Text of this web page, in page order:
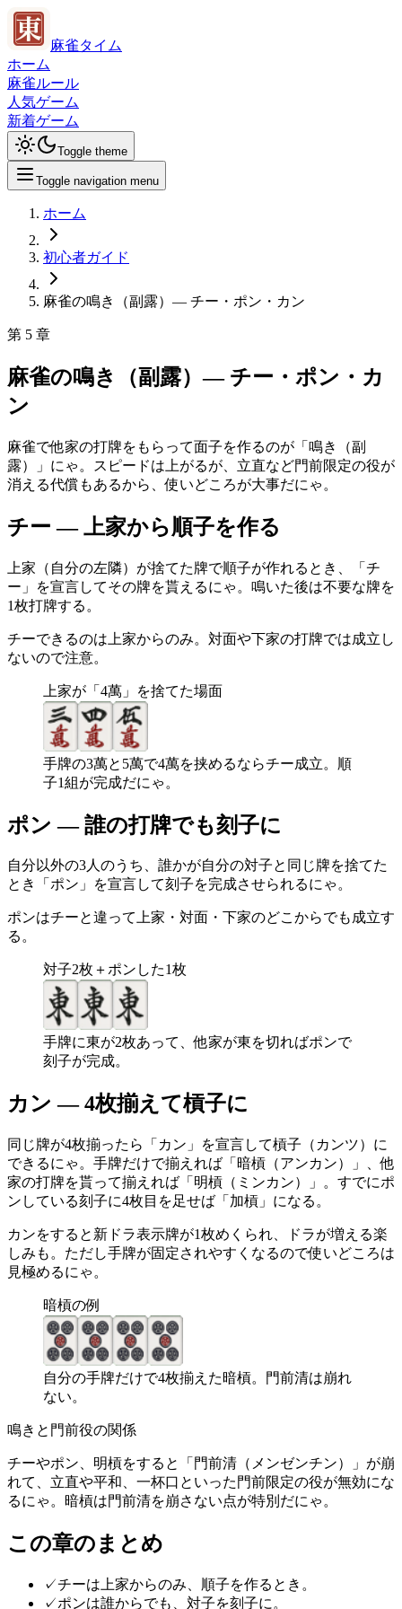
麻雀タイム
ホーム
麻雀ルール
人気ゲーム
新着ゲーム
Toggle theme
Toggle navigation menu
ホーム
初心者ガイド
麻雀の鳴き（副露）— チー・ポン・カン
第 5 章
麻雀の鳴き（副露）— チー・ポン・カ
ン
麻雀で他家の打牌をもらって面子を作るのが「鳴き（副
露）」にゃ。スピードは上がるが、立直など門前限定の役が
消える代償もあるから、使いどころが大事だにゃ。
チー — 上家から順子を作る
上家（自分の左隣）が捨てた牌で順子が作れるとき、「チ
ー」を宣言してその牌を貰えるにゃ。鳴いた後は不要な牌を
1枚打牌する。
チーできるのは上家からのみ。対面や下家の打牌では成立し
ないので注意。
上家が「4萬」を捨てた場面
手牌の3萬と5萬で4萬を挟めるならチー成立。順
子1組が完成だにゃ。
ポン — 誰の打牌でも刻子に
自分以外の3人のうち、誰かが自分の対子と同じ牌を捨てた
とき「ポン」を宣言して刻子を完成させられるにゃ。
ポンはチーと違って上家・対面・下家のどこからでも成立す
る。
対子2枚＋ポンした1枚
手牌に東が2枚あって、他家が東を切ればポンで
刻子が完成。
カン — 4枚揃えて槓子に
同じ牌が4枚揃ったら「カン」を宣言して槓子（カンツ）に
できるにゃ。手牌だけで揃えれば「暗槓（アンカン）」、他
家の打牌を貰って揃えれば「明槓（ミンカン）」。すでにポ
ンしている刻子に4枚目を足せば「加槓」になる。
カンをすると新ドラ表示牌が1枚めくられ、ドラが増える楽
しみも。ただし手牌が固定されやすくなるので使いどころは
見極めるにゃ。
暗槓の例
自分の手牌だけで4枚揃えた暗槓。門前清は崩れ
ない。
鳴きと門前役の関係
チーやポン、明槓をすると「門前清（メンゼンチン）」が崩
れて、立直や平和、一杯口といった門前限定の役が無効にな
るにゃ。暗槓は門前清を崩さない点が特別だにゃ。
この章のまとめ
✓チーは上家からのみ、順子を作るとき。
✓ポンは誰からでも、対子を刻子に。